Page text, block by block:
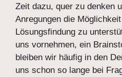
Zeit dazu, quer zu denken
Anregungen die
Lösungsfindung zu
uns vornehmen, ein
bleiben wir häufig in den
uns schon so lange bei